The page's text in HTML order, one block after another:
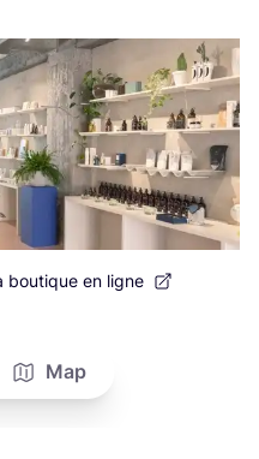
boutique en ligne
Map